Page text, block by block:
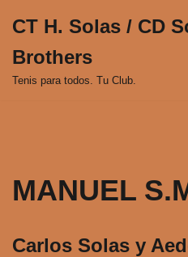
al
contenido
CT H. Solas / CD
Brothers
Tenis para todos. Tu Club.
MANUEL
Carlos Solas y